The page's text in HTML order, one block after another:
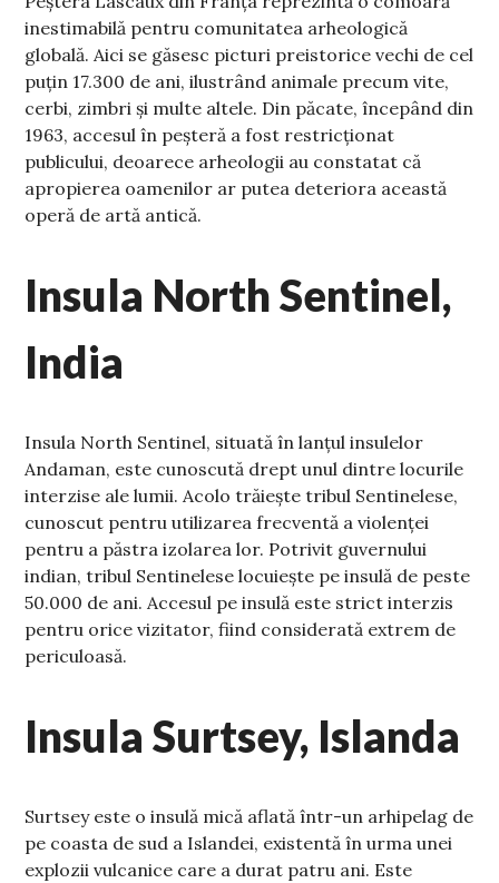
inestimabilă pentru comunitatea arheologică
globală. Aici se găsesc picturi preistorice vechi de cel
puțin 17.300 de ani, ilustrând animale precum vite,
cerbi, zimbri și multe altele. Din păcate, începând din
1963, accesul în peșteră a fost restricționat
publicului, deoarece arheologii au constatat că
apropierea oamenilor ar putea deteriora această
operă de artă antică.
Insula North Sentinel,
India
Insula North Sentinel, situată în lanțul insulelor
Andaman, este cunoscută drept unul dintre locurile
interzise ale lumii. Acolo trăiește tribul Sentinelese,
cunoscut pentru utilizarea frecventă a violenței
pentru a păstra izolarea lor. Potrivit guvernului
indian, tribul Sentinelese locuiește pe insulă de peste
50.000 de ani. Accesul pe insulă este strict interzis
pentru orice vizitator, fiind considerată extrem de
periculoasă.
Insula Surtsey, Islanda
Surtsey este o insulă mică aflată într-un arhipelag de
pe coasta de sud a Islandei, existentă în urma unei
explozii vulcanice care a durat patru ani. Este